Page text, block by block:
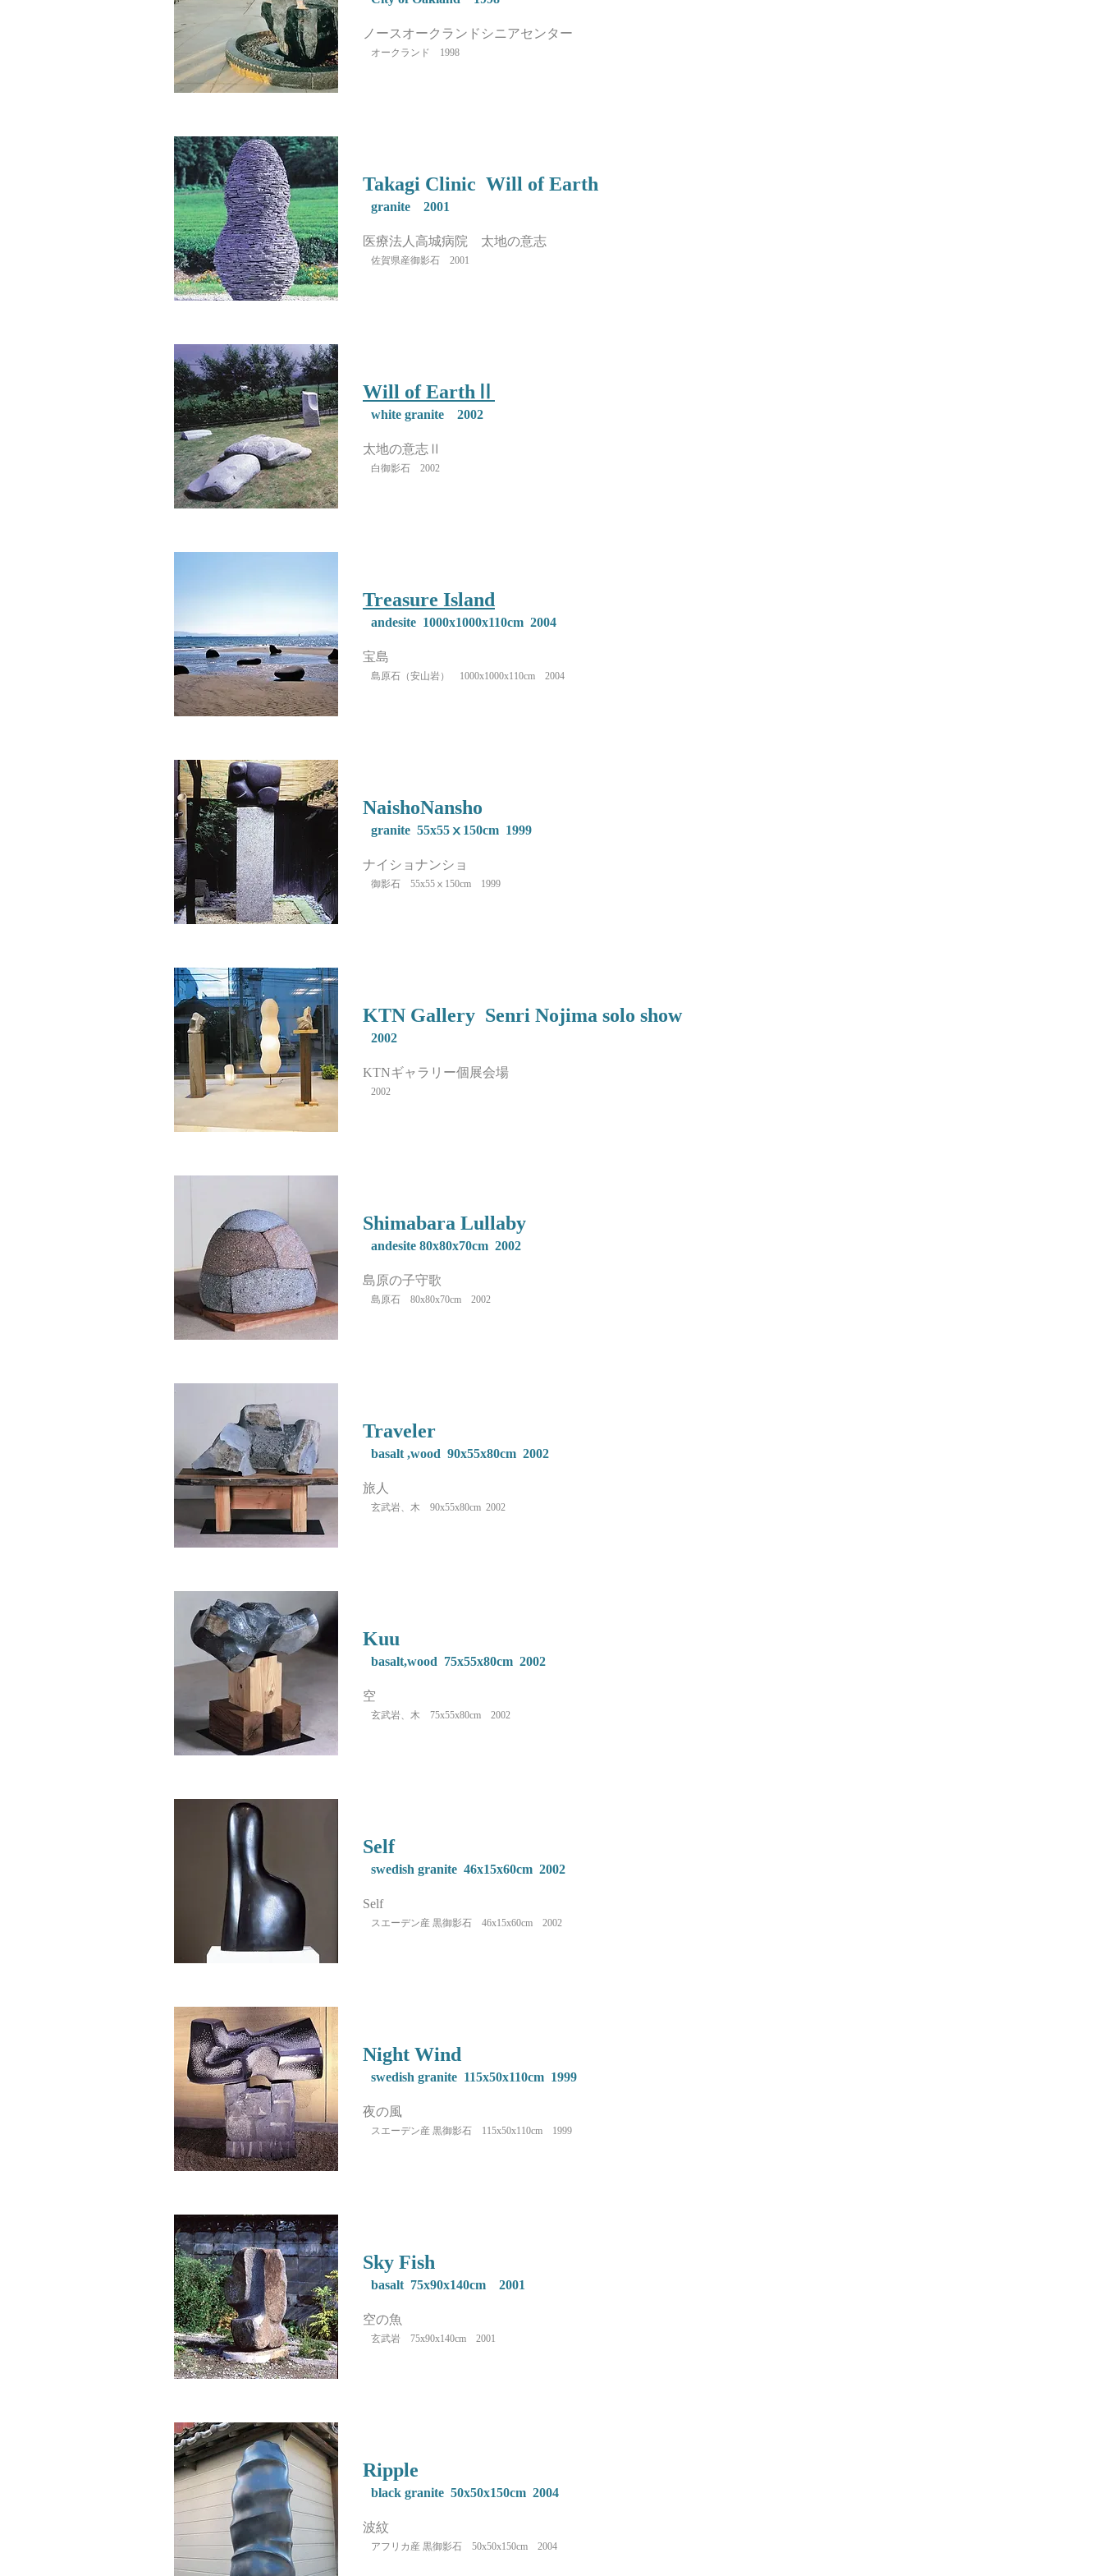
ノースオークランドシニアセンター
​オークランド 1998
Takagi Clinic Will of Earth
granite 2001
医療法人高城病院 太地の意志
佐賀県産御影石 2001
Will of EarthⅡ
white granite 2002
太地の意志Ⅱ
白御影石 2002
Treasure Island
andesite 1000x1000x110cm 2004
​宝島
島原石（安山岩） 1000x1000x110cm 2004
NaishoNansho
granite 55x55ⅹ150cm 1999
ナイショナンショ
御影石 55x55ⅹ150cm 1999
KTN Gallery Senri Nojima solo show
2002
KTNギャラリー個展会場
2002
Shimabara Lullaby
andesite 80x80x70cm 2002
島原の子守歌
島原石 80x80x70cm 2002
Traveler
basalt ,wood 90x55x80cm 2002
旅人
玄武岩、木 90x55x80cm 2002
Kuu
basalt,wood 75x55x80cm 2002
​空
玄武岩、木 75x55x80cm 2002
Self
swedish granite 46x15x60cm 2002
Self
スエーデン産 黒御影石 46x15x60cm 2002
Night Wind
swedish granite 115x50x110cm 1999
夜の風
スエーデン産 黒御影石 115x50x110cm 1999
Sky Fish
basalt 75x90x140cm 2001
空の魚
玄武岩 75x90x140cm 2001
Ripple
black granite 50x50x150cm 2004
​波紋
アフリカ産 黒御影石 50x50x150cm 2004